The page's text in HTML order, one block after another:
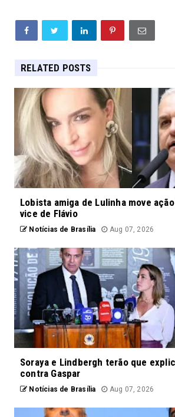
RELATED POSTS
Lobista amiga de Lulinha move
vice de Flávio
Notícias de Brasília Aug 07, 2026
Soraya e Lindbergh terão que
contra Gaspar
Notícias de Brasília Aug 07, 2026